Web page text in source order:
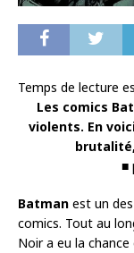
Temps de lecture
Les comics
violents. En
■
Batman est un
comics. Tout au
Noir a eu la